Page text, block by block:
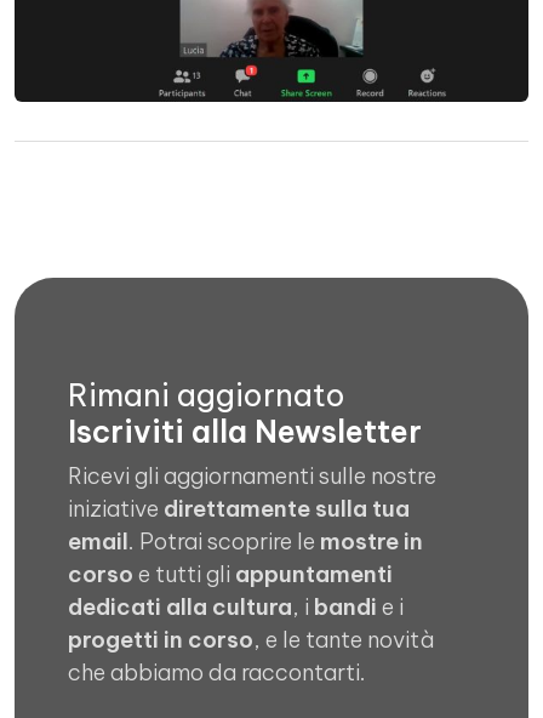
Rimani aggiornato
Iscriviti alla Newsletter
Ricevi gli aggiornamenti sulle nostre
iniziative direttamente sulla tua
email. Potrai scoprire le mostre in
corso e tutti gli appuntamenti
dedicati alla cultura, i bandi e i
progetti in corso, e le tante novità
che abbiamo da raccontarti.